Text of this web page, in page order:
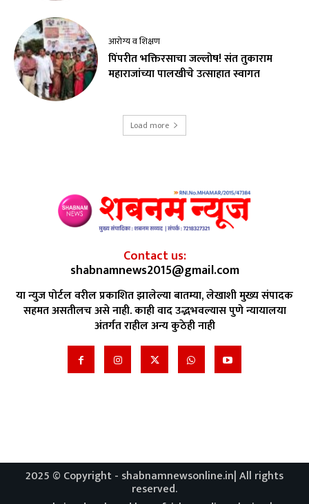
आरोग्य व शिक्षण
पिंपरीत भक्तिरसाचा जल्लोष! संत तुकाराम
महाराजांच्या पालखीचे उत्साहात स्वागत
Load more
Contact us:
shabnamnews2015@gmail.com
या न्युज पोर्टल वरील प्रकाशित झालेल्या बातम्या, लेखाशी मुख्य संपादक
सहमत असतीलच असे नाही. काही वाद उद्भभवल्यास पुणे न्यायालया
अंतर्गत राहील अन्य कुठेही नाही
2025 © Copyright - shabnamnewsonline.in| All rights
reserved.